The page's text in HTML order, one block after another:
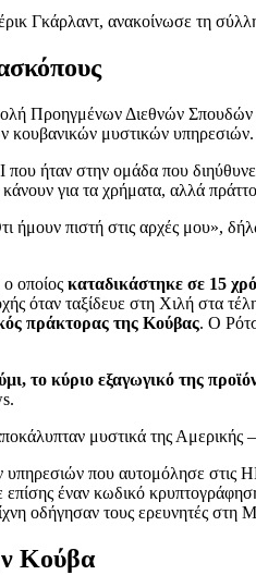
Γκάρλαντ, ανακοίνωσε τη
Προηγμένων Διεθνών Σπουδών
κουβανικών μυστικών
ήταν στην ομάδα που
για τα χρήματα, αλλά
ήμουν πιστή στις αρχές μου»,
οποίος καταδικάστηκε σε 15
όταν ταξίδευε στη Χιλή
πράκτορας της Κούβας. Ο
το κύριο εξαγωγικό της
που αυτομόλησε στις
έναν κωδικό
οδήγησαν τους ερευνητές στη
Κούβα